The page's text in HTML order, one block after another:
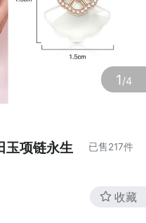
1/4
项链永生
已售217件
收藏